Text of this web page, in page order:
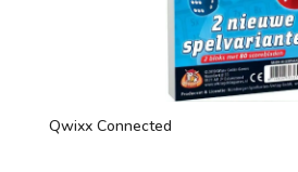
Qwixx Connected